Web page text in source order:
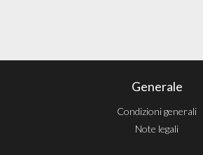
Generale
Condizioni generali
Note legali